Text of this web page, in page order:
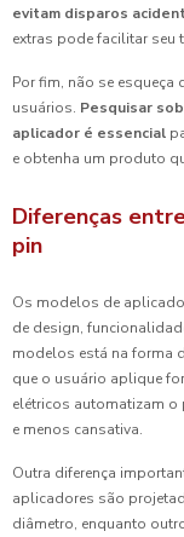
evitam disparos
extras pode facilitar seu
Por fim, não se esqueça
usuários. Pesquisar
aplicador é essencial
e obtenha um produto
Diferenças
pin
Os modelos de
de design,
modelos está na forma
que o usuário aplique
elétricos automatizam o
e menos cansativa.
Outra diferença
aplicadores são
diâmetro, enquanto